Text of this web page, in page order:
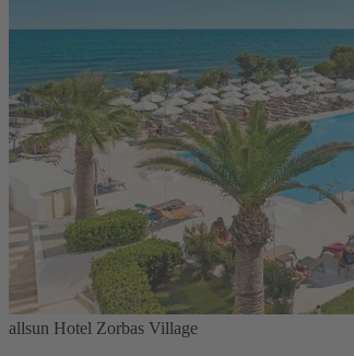
allsun Hotel Zorbas Village